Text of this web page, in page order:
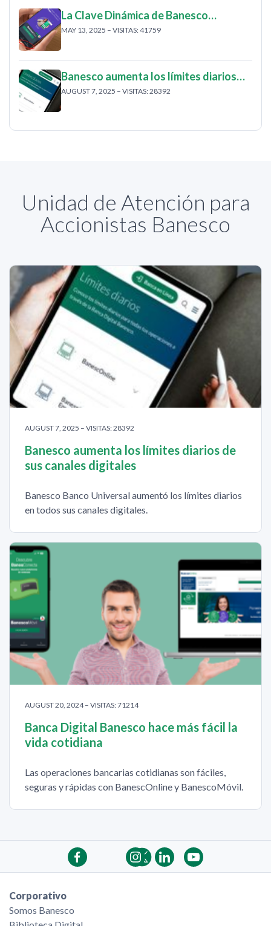
La Clave Dinámica de Banesco…
MAY 13, 2025 – VISITAS: 41759
Banesco aumenta los límites diarios…
AUGUST 7, 2025 – VISITAS: 28392
Unidad de Atención para
Accionistas Banesco
AUGUST 7, 2025 – VISITAS: 28392
Banesco aumenta los límites diarios de
sus canales digitales
Banesco Banco Universal aumentó los límites diarios
en todos sus canales digitales.
AUGUST 20, 2024 – VISITAS: 71214
Banca Digital Banesco hace más fácil la
vida cotidiana
Las operaciones bancarias cotidianas son fáciles,
seguras y rápidas con BanescOnline y BanescoMóvil.
Corporativo
Somos Banesco